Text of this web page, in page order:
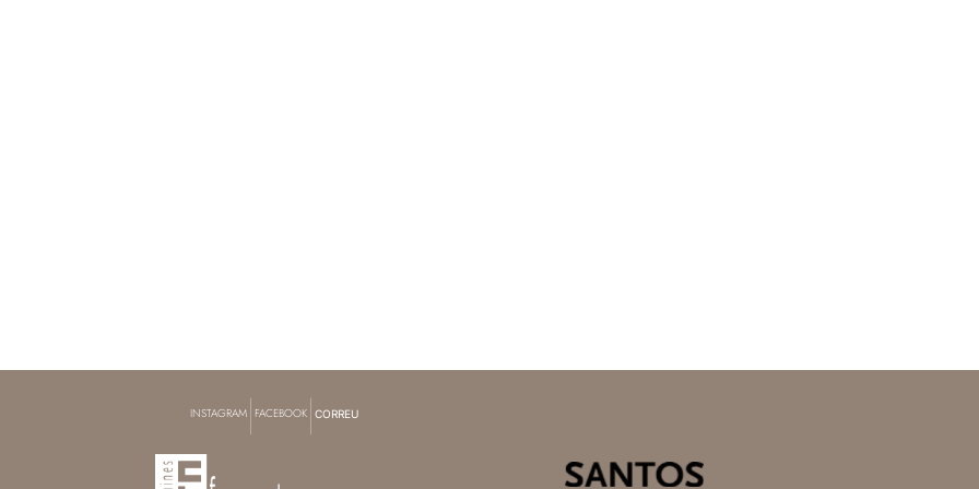
INSTAGRAM| FACEBOOK| CORREU